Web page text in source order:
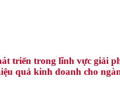
triển trong lĩnh vực giải
quả kinh doanh cho